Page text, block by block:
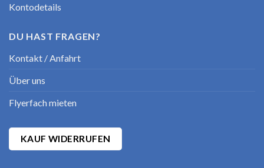
Kontodetails
DU HAST FRAGEN?
Kontakt / Anfahrt
Über uns
Flyerfach mieten
KAUF WIDERRUFEN